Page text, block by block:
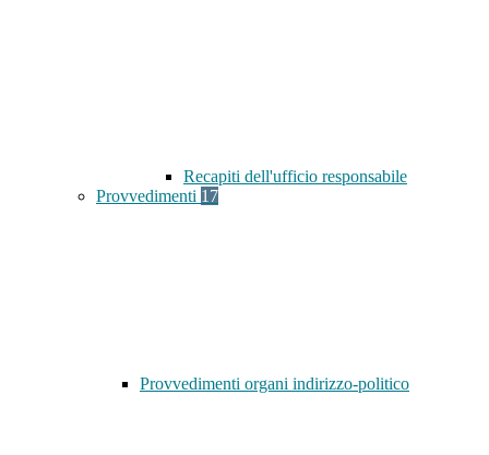
Recapiti dell'ufficio responsabile
Provvedimenti 17
Provvedimenti organi indirizzo-politico